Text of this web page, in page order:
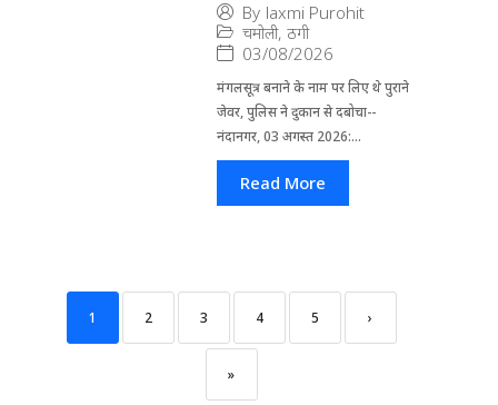
By laxmi Purohit
चमोली, ठगी
03/08/2026
मंगलसूत्र बनाने के नाम पर लिए थे पुराने
जेवर, पुलिस ने दुकान से दबोचा--
नंदानगर, 03 अगस्त 2026:...
Read More
1 2 3 4 5 ›
»